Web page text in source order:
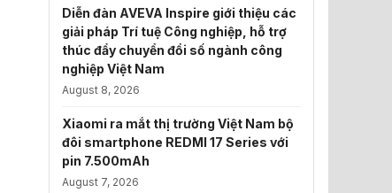
Diễn đàn AVEVA Inspire giới thiệu các
giải pháp Trí tuệ Công nghiệp, hỗ trợ
thúc đẩy chuyển đổi số ngành công
nghiệp Việt Nam
August 8, 2026
Xiaomi ra mắt thị trường Việt Nam bộ
đôi smartphone REDMI 17 Series với
pin 7.500mAh
August 7, 2026